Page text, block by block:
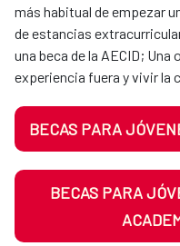
más habitual de empezar
de estancias
una beca de la AECID;
experiencia fuera y vivir la
BECAS PARA
BECAS PARA